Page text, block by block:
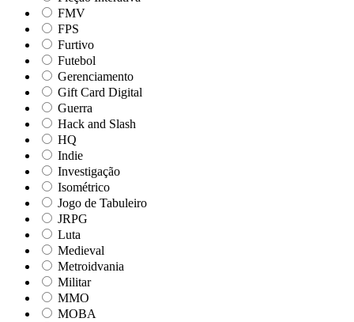
FMV
FPS
Furtivo
Futebol
Gerenciamento
Gift Card Digital
Guerra
Hack and Slash
HQ
Indie
Investigação
Isométrico
Jogo de Tabuleiro
JRPG
Luta
Medieval
Metroidvania
Militar
MMO
MOBA